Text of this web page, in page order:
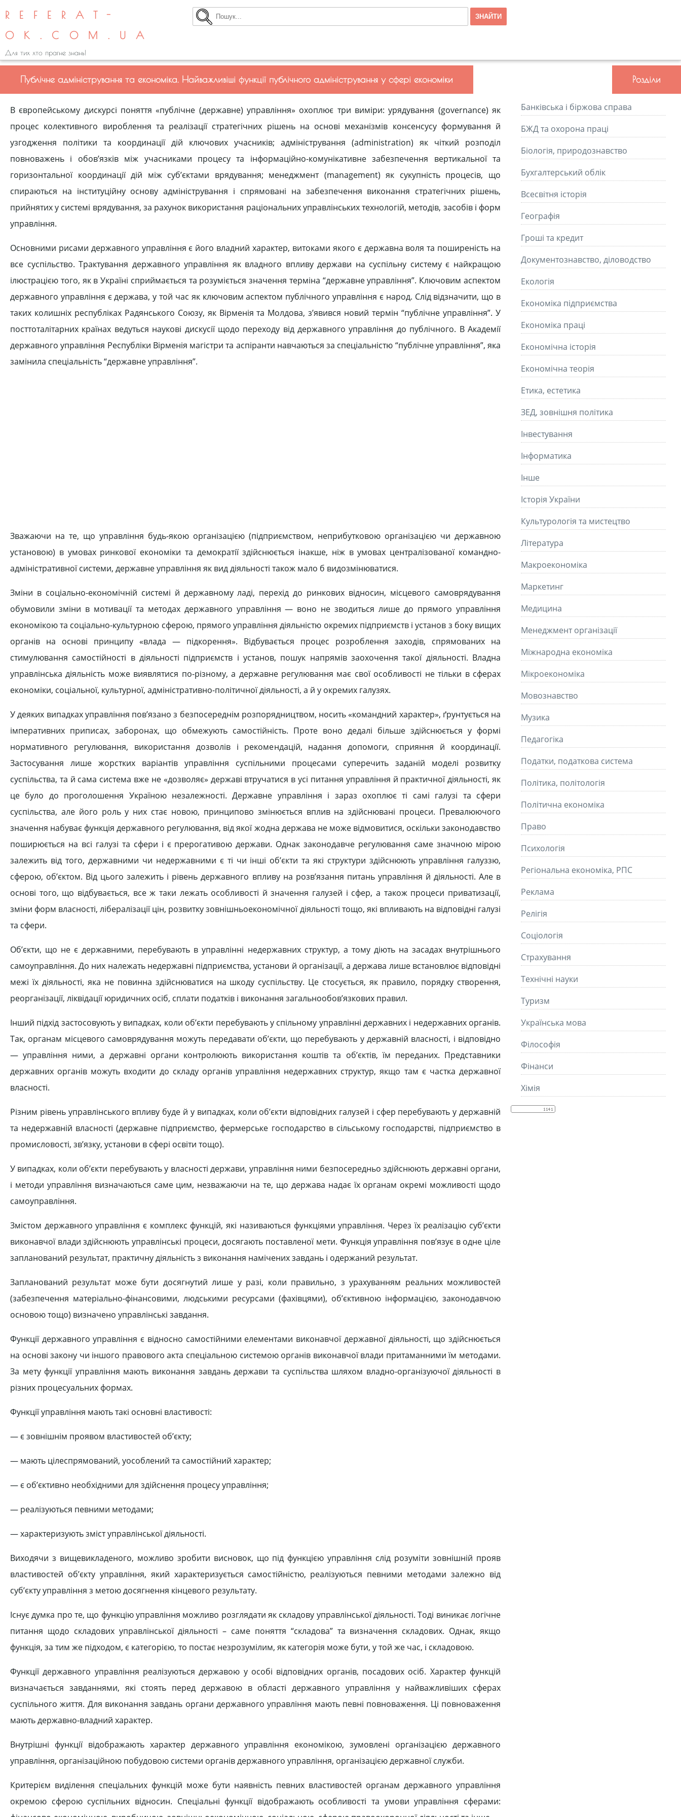
REFERAT-
OK.COM.UA
Для тих хто прагне знань!
Публічне адміністрування та економіка. Найважливіші функції публічного адміністрування у сфері економіки
В європейському дискурсі поняття «публічне (державне) управління» охоплює три виміри: урядування (governance) як
процес колективного вироблення та реалізації стратегічних рішень на основі механізмів консенсусу формування й
узгодження політики та координації дій ключових учасників; адміністрування (administration) як чіткий розподіл
повноважень і обов’язків між учасниками процесу та інформаційно-комунікативне забезпечення вертикальної та
горизонтальної координації дій між суб’єктами врядування; менеджмент (management) як сукупність процесів, що
спираються на інституційну основу адміністрування і спрямовані на забезпечення виконання стратегічних рішень,
прийнятих у системі врядування, за рахунок використання раціональних управлінських технологій, методів, засобів і форм
управління.
Основними рисами державного управління є його владний характер, витоками якого є державна воля та поширеність на
все суспільство. Трактування державного управління як владного впливу держави на суспільну систему є найкращою
ілюстрацією того, як в Україні сприймається та розуміється значення терміна “державне управління”. Ключовим аспектом
державного управління є держава, у той час як ключовим аспектом публічного управління є народ. Слід відзначити, що в
таких колишніх республіках Радянського Союзу, як Вірменія та Молдова, з’явився новий термін “публічне управління”. У
посттоталітарних країнах ведуться наукові дискусії щодо переходу від державного управління до публічного. В Академії
державного управління Республіки Вірменія магістри та аспіранти навчаються за спеціальністю “публічне управління”, яка
замінила спеціальність “державне управління”.
Зважаючи на те, що управління будь-якою організацією (підприємством, неприбутковою організацією чи державною
установою) в умовах ринкової економіки та демократії здійснюється інакше, ніж в умовах централізованої командно-
адміністративної системи, державне управління як вид діяльності також мало б видозмінюватися.
Зміни в соціально-економічній системі й державному ладі, перехід до ринкових відносин, місцевого самоврядування
обумовили зміни в мотивації та методах державного управління — воно не зводиться лише до прямого управління
економікою та соціально-культурною сферою, прямого управління діяльністю окремих підприємств і установ з боку вищих
органів на основі принципу «влада — підкорення». Відбувається процес розроблення заходів, спрямованих на
стимулювання самостійності в діяльності підприємств і установ, пошук напрямів заохочення такої діяльності. Владна
управлінська діяльність може виявлятися по-різному, а державне регулювання має свої особливості не тільки в сферах
економіки, соціальної, культурної, адміністративно-політичної діяльності, а й у окремих галузях.
У деяких випадках управління пов’язано з безпосереднім розпорядництвом, носить «командний характер», ґрунтується на
імперативних приписах, заборонах, що обмежують самостійність. Проте воно дедалі більше здійснюється у формі
нормативного регулювання, використання дозволів і рекомендацій, надання допомоги, сприяння й координації.
Застосування лише жорстких варіантів управління суспільними процесами суперечить заданій моделі розвитку
суспільства, та й сама система вже не «дозволяє» державі втручатися в усі питання управління й практичної діяльності, як
це було до проголошення Україною незалежності. Державне управління і зараз охоплює ті самі галузі та сфери
суспільства, але його роль у них стає новою, принципово змінюється вплив на здійснювані процеси. Превалюючого
значення набуває функція державного регулювання, від якої жодна держава не може відмовитися, оскільки законодавство
поширюється на всі галузі та сфери і є прерогативою держави. Однак законодавче регулювання саме значною мірою
залежить від того, державними чи недержавними є ті чи інші об’єкти та які структури здійснюють управління галуззю,
сферою, об’єктом. Від цього залежить і рівень державного впливу на розв’язання питань управління й діяльності. Але в
основі того, що відбувається, все ж таки лежать особливості й значення галузей і сфер, а також процеси приватизації,
зміни форм власності, лібералізації цін, розвитку зовнішньоекономічної діяльності тощо, які впливають на відповідні галузі
та сфери.
Об’єкти, що не є державними, перебувають в управлінні недержавних структур, а тому діють на засадах внутрішнього
самоуправління. До них належать недержавні підприємства, установи й організації, а держава лише встановлює відповідні
межі їх діяльності, яка не повинна здійснюватися на шкоду суспільству. Це стосується, як правило, порядку створення,
реорганізації, ліквідації юридичних осіб, сплати податків і виконання загальнообов’язкових правил.
Інший підхід застосовують у випадках, коли об’єкти перебувають у спільному управлінні державних і недержавних органів.
Так, органам місцевого самоврядування можуть передавати об’єкти, що перебувають у державній власності, і відповідно
— управління ними, а державні органи контролюють використання коштів та об’єктів, їм переданих. Представники
державних органів можуть входити до складу органів управління недержавних структур, якщо там є частка державної
власності.
Різним рівень управлінського впливу буде й у випадках, коли об’єкти відповідних галузей і сфер перебувають у державній
та недержавній власності (державне підприємство, фермерське господарство в сільському господарстві, підприємство в
промисловості, зв’язку, установи в сфері освіти тощо).
У випадках, коли об’єкти перебувають у власності держави, управління ними безпосередньо здійснюють державні органи,
і методи управління визначаються саме цим, незважаючи на те, що держава надає їх органам окремі можливості щодо
самоуправління.
Змістом державного управління є комплекс функцій, які називаються функціями управління. Через їх реалізацію суб’єкти
виконавчої влади здійснюють управлінські процеси, досягають поставленої мети. Функція управління пов’язує в одне ціле
запланований результат, практичну діяльність з виконання намічених завдань і одержаний результат.
Запланований результат може бути досягнутий лише у разі, коли правильно, з урахуванням реальних можливостей
(забезпечення матеріально-фінансовими, людськими ресурсами (фахівцями), об’єктивною інформацією, законодавчою
основою тощо) визначено управлінські завдання.
Функції державного управління є відносно самостійними елементами виконавчої державної діяльності, що здійснюється
на основі закону чи іншого правового акта спеціальною системою органів виконавчої влади притаманними їм методами.
За мету функції управління мають виконання завдань держави та суспільства шляхом владно-організуючої діяльності в
різних процесуальних формах.
Функції управління мають такі основні властивості:
— є зовнішнім проявом властивостей об’єкту;
— мають цілеспрямований, уособлений та самостійний характер;
— є об’єктивно необхідними для здійснення процесу управління;
— реалізуються певними методами;
— характеризують зміст управлінської діяльності.
Виходячи з вищевикладеного, можливо зробити висновок, що під функцією управління слід розуміти зовнішній прояв
властивостей об’єкту управління, який характеризується самостійністю, реалізуються певними методами залежно від
суб’єкту управління з метою досягнення кінцевого результату.
Існує думка про те, що функцію управління можливо розглядати як складову управлінської діяльності. Тоді виникає логічне
питання щодо складових управлінської діяльності – саме поняття “складова” та визначення складових. Однак, якщо
функція, за тим же підходом, є категорією, то постає незрозумілим, як категорія може бути, у той же час, і складовою.
Функції державного управління реалізуються державою у особі відповідних органів, посадових осіб. Характер функцій
визначається завданнями, які стоять перед державою в області державного управління у найважливіших сферах
суспільного життя. Для виконання завдань органи державного управління мають певні повноваження. Ці повноваження
мають державно-владний характер.
Внутрішні функції відображають характер державного управління економікою, зумовлені організацією державного
управління, організаційною побудовою системи органів державного управління, організацією державної служби.
Критерієм виділення спеціальних функцій може бути наявність певних властивостей органам державного управління
окремою сферою суспільних відносин. Спеціальні функції відображають особливості та умови управління сферами:
Розділи
Банківська і біржова справа
БЖД та охорона праці
Біологія, природознавство
Бухгалтерський облік
Всесвітня історія
Географія
Гроші та кредит
Документознавство, діловодство
Екологія
Економіка підприємства
Економіка праці
Економічна історія
Економічна теорія
Етика, естетика
ЗЕД, зовнішня політика
Інвестування
Інформатика
Інше
Історія України
Культурологія та мистецтво
Літературa
Макроекономіка
Маркетинг
Медицина
Менеджмент організації
Міжнародна економіка
Мікроекономіка
Мовознавство
Музика
Педагогіка
Податки, податкова система
Політика, політологія
Політична економіка
Право
Психологія
Регіональна економіка, РПС
Реклама
Релігія
Соціологія
Страхування
Технічні науки
Туризм
Українська мова
Філософія
Фінанси
Хімія